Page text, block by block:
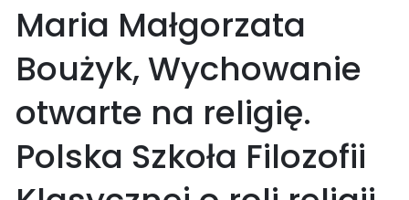
Maria Małgorzata
Boużyk, Wychowanie
otwarte na religię.
Polska Szkoła Filozofii